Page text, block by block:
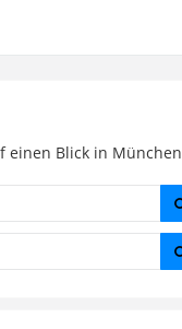
einen Blick in München